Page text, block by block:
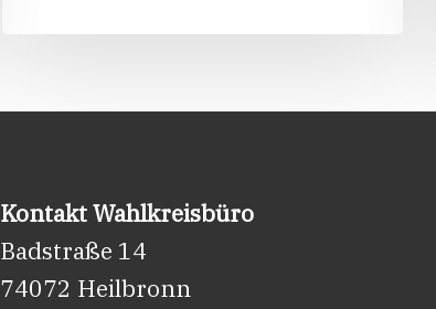
ist
am
30.
Kontakt Wahlkreisbüro
Badstraße 14
74072 Heilbronn